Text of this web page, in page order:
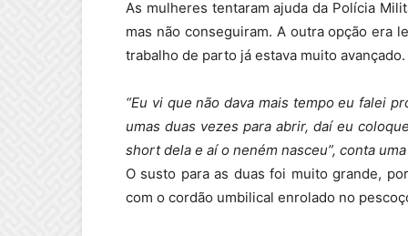
As mulheres tentaram ajuda da Polícia
mas não conseguiram. A outra opção era
trabalho de parto já estava muito avançado.
“Eu vi que não dava mais tempo eu falei
umas duas vezes para abrir, daí eu
short dela e aí o neném nasceu”, conta
O susto para as duas foi muito grande,
com o cordão umbilical enrolado no